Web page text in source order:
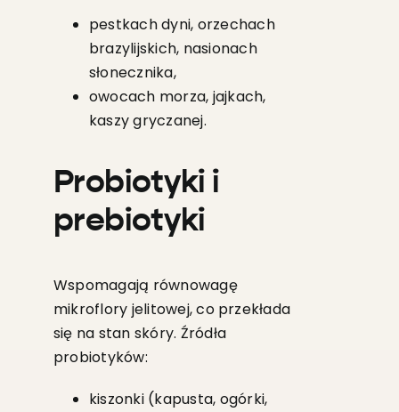
pestkach dyni, orzechach
brazylijskich, nasionach
słonecznika,
owocach morza, jajkach,
kaszy gryczanej.
Probiotyki i
prebiotyki
Wspomagają równowagę
mikroflory jelitowej, co przekłada
się na stan skóry. Źródła
probiotyków:
kiszonki (kapusta, ogórki,